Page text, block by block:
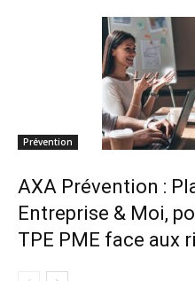
Prévention
AXA Prévention :
Entreprise & Moi,
TPE PME face aux